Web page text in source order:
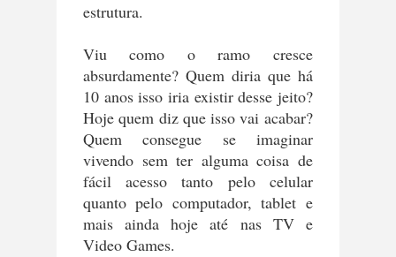
estrutura.
Viu como o ramo cresce
absurdamente? Quem diria que há
10 anos isso iria existir desse jeito?
Hoje quem diz que isso vai acabar?
Quem consegue se imaginar
vivendo sem ter alguma coisa de
fácil acesso tanto pelo celular
quanto pelo computador, tablet e
mais ainda hoje até nas TV e
Video Games.